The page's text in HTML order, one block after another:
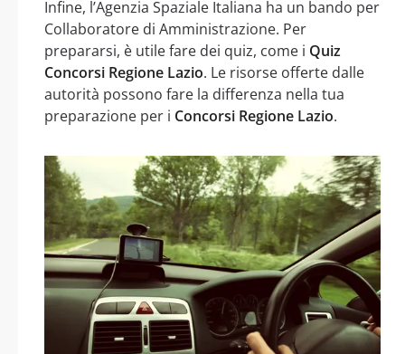
Infine, l’Agenzia Spaziale Italiana ha un bando per
Collaboratore di Amministrazione. Per
prepararsi, è utile fare dei quiz, come i Quiz
Concorsi Regione Lazio. Le risorse offerte dalle
autorità possono fare la differenza nella tua
preparazione per i Concorsi Regione Lazio.